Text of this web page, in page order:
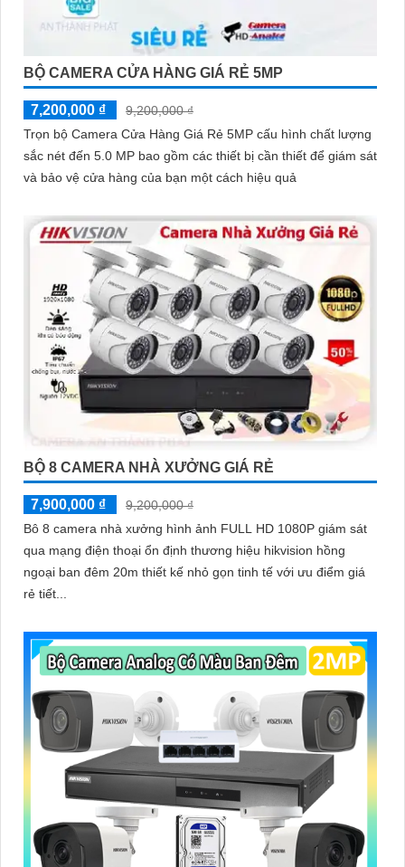
BỘ CAMERA CỬA HÀNG GIÁ RẺ 5MP
7,200,000 ₫
9,200,000 ₫
Trọn bộ Camera Cửa Hàng Giá Rẻ 5MP cấu hình chất lượng
sắc nét đến 5.0 MP bao gồm các thiết bị cần thiết để giám sát
và bảo vệ cửa hàng của bạn một cách hiệu quả
BỘ 8 CAMERA NHÀ XƯỞNG GIÁ RẺ
7,900,000 ₫
9,200,000 ₫
Bô 8 camera nhà xưởng hình ảnh FULL HD 1080P giám sát
qua mạng điện thoại ổn định thương hiệu hikvision hồng
ngoại ban đêm 20m thiết kế nhỏ gọn tinh tế với ưu điểm giá
rẻ tiết...